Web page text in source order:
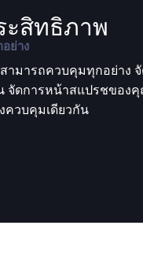
สิทธิภาพ
ย่าง
มารถควบคุมทุกอย่าง
จัดการหน้าสแปรชของ
วบคุมเดียวกัน